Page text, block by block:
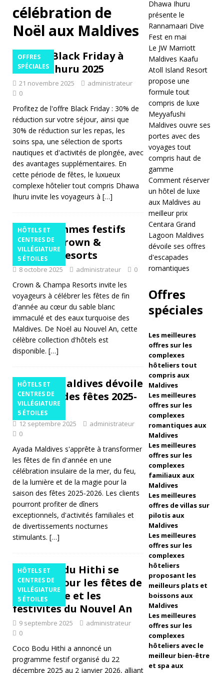
2
6
a
a
ré
a
n
a
ar
st
célébration de
Noël aux Maldives
OFFRES
SPÉCIALES
Offre Black Friday à
Dhawa Ihuru 2025
21 novembre 2025
administrateur
0
Profitez de l'offre Black Friday : 30% de
réduction sur votre séjour, ainsi que
30% de réduction sur les repas, les
soins spa, une sélection de sports
nautiques et d'activités de plongée, avec
des avantages supplémentaires. En
cette période de fêtes, le luxueux
complexe hôtelier tout compris Dhawa
Ihuru invite les voyageurs à […]
HÔTELS ET
CENTRES DE
VILLÉGIATURE
5 ÉTOILES
Programmes festifs
2025 des Crown &
Champa Resorts
8 octobre 2025 administrateur 0
Crown & Champa Resorts invite les
voyageurs à célébrer les fêtes de fin
d'année au cœur du sable blanc
immaculé et des eaux turquoise des
Maldives. De Noël au Nouvel An, cette
célèbre collection d'hôtels est
disponible. […]
HÔTELS ET
CENTRES DE
VILLÉGIATURE
5 ÉTOILES
Ayada Maldives dévoile
sa saison des fêtes 2025-
26
12 septembre 2025
administrateur
0
Ayada Maldives s'apprête à transformer
les fêtes de fin d'année en une
célébration insulaire de la mer, du feu,
de la lumière et de la magie pour la
saison des fêtes 2025-2026. Les clients
pourront profiter de dîners
exceptionnels, d'activités familiales et
de divertissements nocturnes
stimulants. […]
HÔTELS ET
CENTRES DE
VILLÉGIATURE
5 ÉTOILES
Coco Bodu Hithi se
prépare pour les fêtes de
fin d'année et les
festivités du Nouvel An
9 septembre 2025
administrateur
0
Coco Bodu Hithi a annoncé un
programme festif organisé du 22
décembre 2025 au 2 janvier 2026, alliant
Dhawa Ihuru
présente le
Rannamaari Dive
Fest en mai
Le JW Marriott
Maldives Kaafu
Atoll Island Resort
propose une
formule tout
compris de luxe
Meyyafushi
Maldives ouvre ses
portes avec des
voyages tout
compris haut de
gamme
Comment réserver
un hôtel de luxe
aux Maldives au
meilleur prix
Centara Grand
Lagoon Maldives
dévoile ses offres
d'escapades
romantiques
Offres
spéciales
Les meilleures
offres sur les
complexes
hôteliers tout
compris aux
Maldives
Les meilleures
offres sur les
complexes
romantiques aux
Maldives
Les meilleures
offres sur les
complexes
familiaux aux
Maldives
Les meilleures
offres de villas sur
pilotis aux
Maldives
Les meilleures
offres sur les
complexes
hôteliers
proposant les
meilleurs plats et
boissons aux
Maldives
Les meilleures
offres sur les
complexes
hôteliers avec le
meilleur bien-être
et spa aux